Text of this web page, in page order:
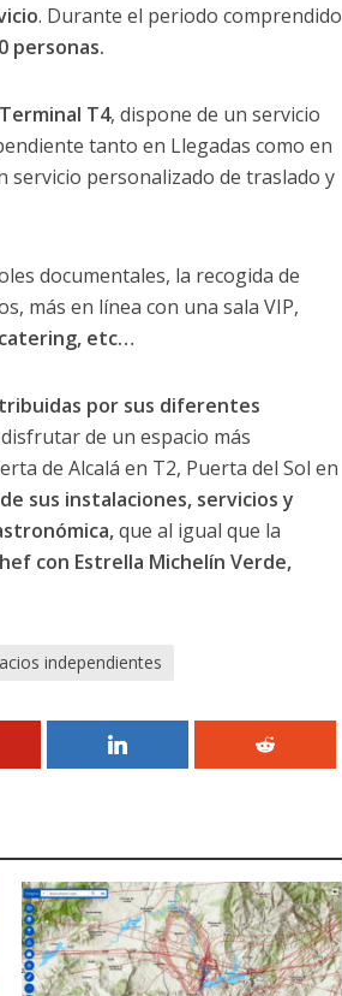
. Durante el periodo comprendido
personas.
T4, dispone de un servicio
tanto en Llegadas como en
servicio personalizado de traslado y
documentales, la recogida de
más en línea con una sala VIP,
catering, etc…
por sus diferentes
de un espacio más
de Alcalá en T2, Puerta del Sol en
sus instalaciones, servicios y
que al igual que la
con Estrella Michelín Verde,
independientes